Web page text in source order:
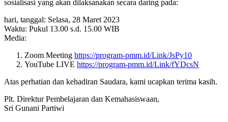
sosialisasi yang akan dilaksanakan secara daring pada:
hari, tanggal: Selasa, 28 Maret 2023
Waktu: Pukul 13.00 s.d. 15.00 WIB
Media:
Zoom Meeting https://program-pmm.id/Link/JsPy10
YouTube LIVE https://program-pmm.id/Link/fYDcsN
Atas perhatian dan kehadiran Saudara, kami ucapkan terima kasih.
Plt. Direktur Pembelajaran dan Kemahasiswaan,
Sri Gunani Partiwi